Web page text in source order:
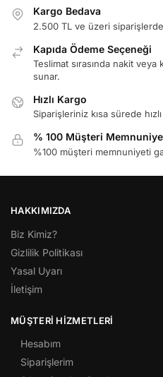
Kargo Bedava
2.500 TL ve üzeri
Kapıda Ödeme Seçeneği
Teslimat sırasında nakit veya
sunar.
Hızlı Kargo
Siparişleriniz kısa sürede
% 100 Müşteri
%100 müşteri memnuniyeti
HAKKIMIZDA
Biz Kimiz?
Gizlilik Politikası
Yasal Uyarı
İletişim
MÜŞTERI HIZMETLERI
Hesabım
Siparişlerim